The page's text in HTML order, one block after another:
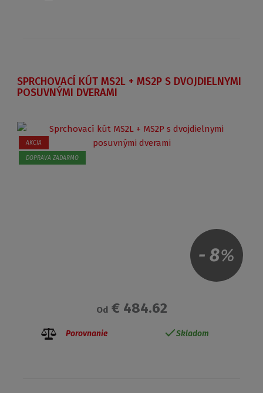
SPRCHOVACÍ KÚT MS2L + MS2P S DVOJDIELNYMI
POSUVNÝMI DVERAMI
- 8%
AKCIA
DOPRAVA ZADARMO
Od€ 484.62
Porovnanie Skladom